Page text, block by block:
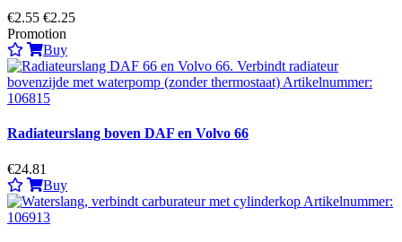
€2.55 €2.25
Promotion
Buy
Radiateurslang boven DAF en Volvo 66
€24.81
Buy